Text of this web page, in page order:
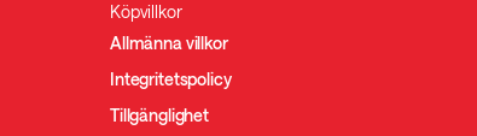
Köpvillkor
Allmänna villkor
Integritetspolicy
Tillgänglighet